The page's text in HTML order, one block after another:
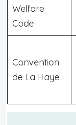
Welfare
Code
Convention
de La Haye